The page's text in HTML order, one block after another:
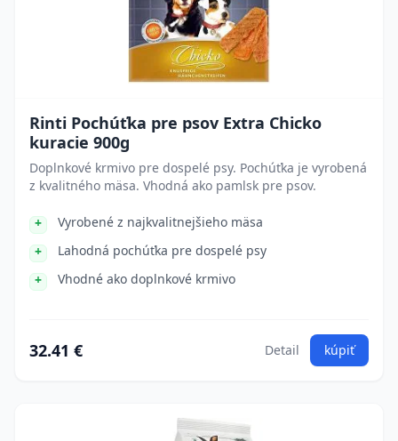
Rinti Pochúťka pre psov Extra Chicko
kuracie 900g
Doplnkové krmivo pre dospelé psy. Pochúťka je vyrobená
z kvalitného mäsa. Vhodná ako pamlsk pre psov.
Vyrobené z najkvalitnejšieho mäsa
Lahodná pochúťka pre dospelé psy
Vhodné ako doplnkové krmivo
32.41 € Detail kúpiť